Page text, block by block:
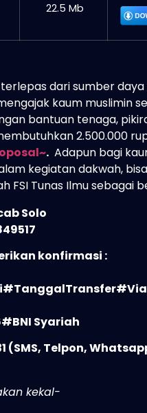
22.5 Mb
dari sumber
kaum muslimin
bantuan tenaga,
2.500.000
. Adapun bagi
kegiatan dakwah,
FSI Tunas Ilmu sebagai
Solo
konfirmasi :
Syariah
(SMS, Telpon,
kekal-